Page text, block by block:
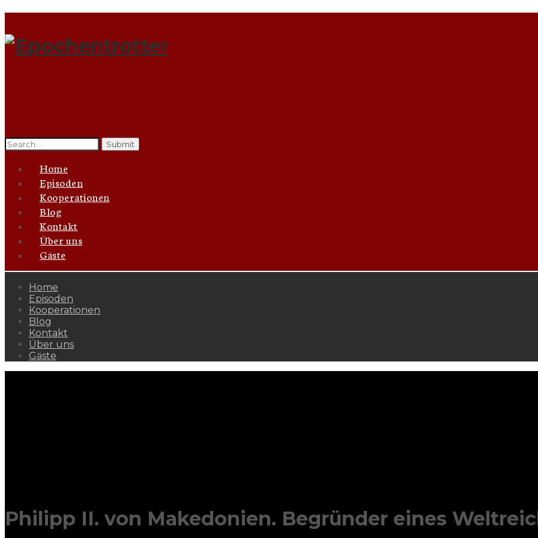
Search
for:
Home
Episoden
Kooperationen
Blog
Kontakt
Über uns
Gäste
Home
Episoden
Kooperationen
Blog
Kontakt
Über uns
Gäste
Philipp II. von Makedonien. Begründer eines